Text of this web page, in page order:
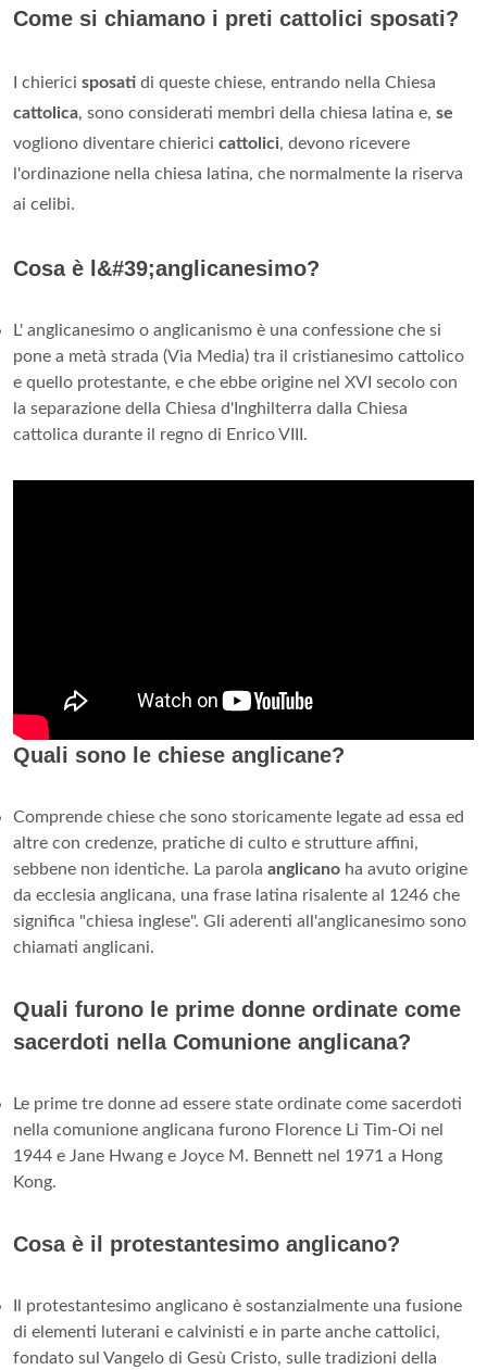
Come si chiamano i preti cattolici sposati?
I chierici sposati di queste chiese, entrando nella Chiesa
cattolica, sono considerati membri della chiesa latina e, se
vogliono diventare chierici cattolici, devono ricevere
l'ordinazione nella chiesa latina, che normalmente la riserva
ai celibi.
Cosa è l&#39;anglicanesimo?
L' anglicanesimo o anglicanismo è una confessione che si
pone a metà strada (Via Media) tra il cristianesimo cattolico
e quello protestante, e che ebbe origine nel XVI secolo con
la separazione della Chiesa d'Inghilterra dalla Chiesa
cattolica durante il regno di Enrico VIII.
Quali sono le chiese anglicane?
Comprende chiese che sono storicamente legate ad essa ed
altre con credenze, pratiche di culto e strutture affini,
sebbene non identiche. La parola anglicano ha avuto origine
da ecclesia anglicana, una frase latina risalente al 1246 che
significa "chiesa inglese". Gli aderenti all'anglicanesimo sono
chiamati anglicani.
Quali furono le prime donne ordinate come
sacerdoti nella Comunione anglicana?
Le prime tre donne ad essere state ordinate come sacerdoti
nella comunione anglicana furono Florence Li Tim-Oi nel
1944 e Jane Hwang e Joyce M. Bennett nel 1971 a Hong
Kong.
Cosa è il protestantesimo anglicano?
Il protestantesimo anglicano è sostanzialmente una fusione
di elementi luterani e calvinisti e in parte anche cattolici,
fondato sul Vangelo di Gesù Cristo, sulle tradizioni della